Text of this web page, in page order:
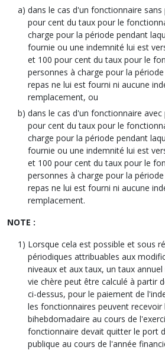
dans le cas d'un fonctionnaire
pour cent du taux pour le
charge pour la période pendant
fournie ou une indemnité lui est
et 100 pour cent du taux pour le
personnes à charge pour la
repas ne lui est fourni ni aucune
remplacement, ou
dans le cas d'un fonctionnaire
pour cent du taux pour le
charge pour la période pendant
fournie ou une indemnité lui est
et 100 pour cent du taux pour le
personnes à charge pour la
repas ne lui est fourni ni aucune
remplacement.
NOTE :
Lorsque cela est possible et sous
périodiques attribuables aux
niveaux et aux taux, un taux
vie chère peut être calculé à partir
ci-dessus, pour le paiement de
les fonctionnaires peuvent
bihebdomadaire au cours de
fonctionnaire devait quitter le port
publique au cours de l'année